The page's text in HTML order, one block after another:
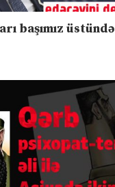
başımız üstündə